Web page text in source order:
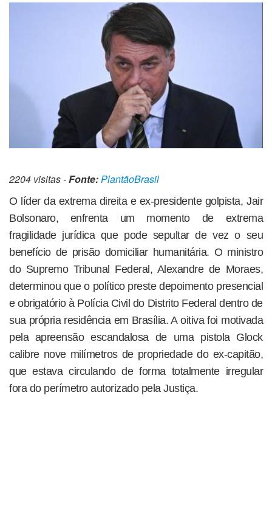
2204 visitas -Fonte:PlantãoBrasil
O líder da extrema direita e ex-presidente golpista, Jair
Bolsonaro, enfrenta um momento de extrema
fragilidade jurídica que pode sepultar de vez o seu
benefício de prisão domiciliar humanitária. O ministro
do Supremo Tribunal Federal, Alexandre de Moraes,
determinou que o político preste depoimento presencial
e obrigatório à Polícia Civil do Distrito Federal dentro de
sua própria residência em Brasília. A oitiva foi motivada
pela apreensão escandalosa de uma pistola Glock
calibre nove milímetros de propriedade do ex-capitão,
que estava circulando de forma totalmente irregular
fora do perímetro autorizado pela Justiça.